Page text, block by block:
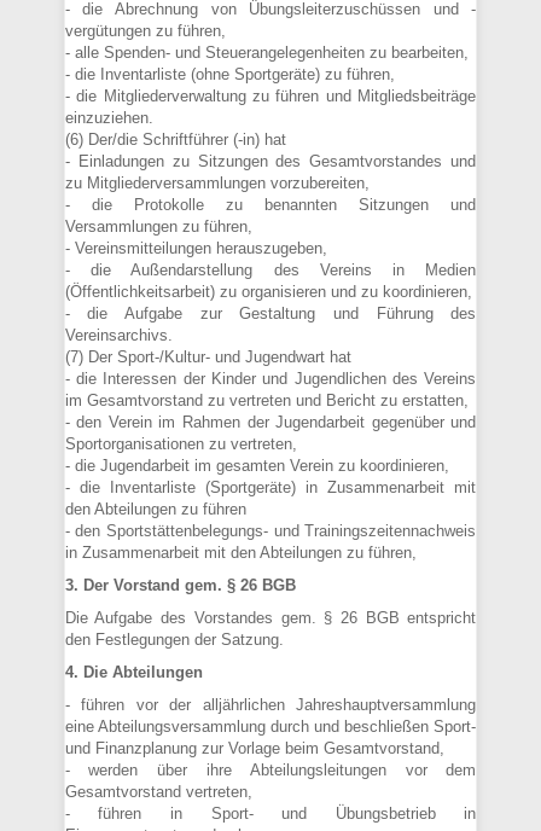
- die Abrechnung von Übungsleiterzuschüssen und -
vergütungen zu führen,
- alle Spenden- und Steuerangelegenheiten zu bearbeiten,
- die Inventarliste (ohne Sportgeräte) zu führen,
- die Mitgliederverwaltung zu führen und Mitgliedsbeiträge
einzuziehen.
(6) Der/die Schriftführer (-in) hat
- Einladungen zu Sitzungen des Gesamtvorstandes und
zu Mitgliederversammlungen vorzubereiten,
- die Protokolle zu benannten Sitzungen und
Versammlungen zu führen,
- Vereinsmitteilungen herauszugeben,
- die Außendarstellung des Vereins in Medien
(Öffentlichkeitsarbeit) zu organisieren und zu koordinieren,
- die Aufgabe zur Gestaltung und Führung des
Vereinsarchivs.
(7) Der Sport-/Kultur- und Jugendwart hat
- die Interessen der Kinder und Jugendlichen des Vereins
im Gesamtvorstand zu vertreten und Bericht zu erstatten,
- den Verein im Rahmen der Jugendarbeit gegenüber und
Sportorganisationen zu vertreten,
- die Jugendarbeit im gesamten Verein zu koordinieren,
- die Inventarliste (Sportgeräte) in Zusammenarbeit mit
den Abteilungen zu führen
- den Sportstättenbelegungs- und Trainingszeitennachweis
in Zusammenarbeit mit den Abteilungen zu führen,
3. Der Vorstand gem. § 26 BGB
Die Aufgabe des Vorstandes gem. § 26 BGB entspricht
den Festlegungen der Satzung.
4. Die Abteilungen
- führen vor der alljährlichen Jahreshauptversammlung
eine Abteilungsversammlung durch und beschließen Sport-
und Finanzplanung zur Vorlage beim Gesamtvorstand,
- werden über ihre Abteilungsleitungen vor dem
Gesamtvorstand vertreten,
- führen in Sport- und Übungsbetrieb in